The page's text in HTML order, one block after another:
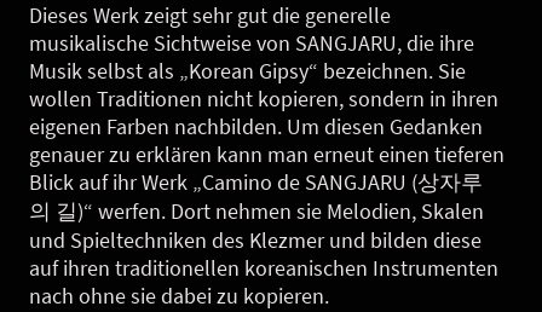
Dieses Werk zeigt sehr gut die generelle
musikalische Sichtweise von SANGJARU, die ihre
Musik selbst als „Korean Gipsy“ bezeichnen. Sie
wollen Traditionen nicht kopieren, sondern in ihren
eigenen Farben nachbilden. Um diesen Gedanken
genauer zu erklären kann man erneut einen tieferen
Blick auf ihr Werk „Camino de SANGJARU (상자루
의 길)“ werfen. Dort nehmen sie Melodien, Skalen
und Spieltechniken des Klezmer und bilden diese
auf ihren traditionellen koreanischen Instrumenten
nach ohne sie dabei zu kopieren.